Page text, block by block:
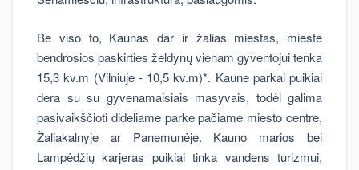
Be viso to, Kaunas dar ir žalias miestas, mieste
bendrosios paskirties želdynų vienam gyventojui tenka
15,3 kv.m (Vilniuje - 10,5 kv.m)*. Kaune parkai puikiai
dera su su gyvenamaisiais masyvais, todėl galima
pasivaikščioti dideliame parke pačiame miesto centre,
Žaliakalnyje ar Panemunėje. Kauno marios bei
Lampėdžių karjeras puikiai tinka vandens turizmui,